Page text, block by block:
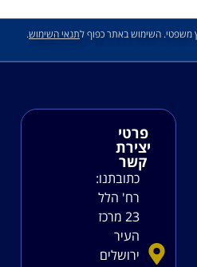
משפטי. השימוש באתר כפוף לתנאי השימוש.
פרטי
יצירת
קשר
כתובתנו:
רח' הלל
23 מרכז
העיר
ירושלים